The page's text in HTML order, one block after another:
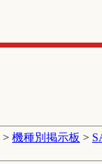
> 機種別掲示板 >